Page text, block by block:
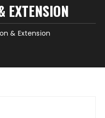
EXTENSION
& Extension